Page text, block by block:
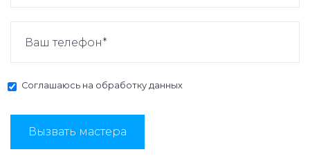
Соглашаюсь на обработку данных
Вызвать мастера